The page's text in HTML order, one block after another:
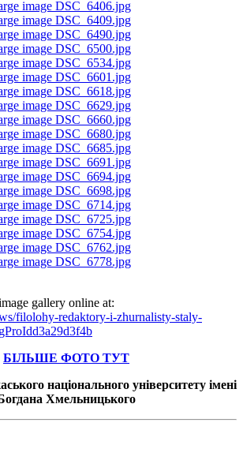
gallery online at:
filolohy-redaktory-i-zhurnalisty-staly-
БІЛЬШЕ ФОТО ТУТ
національного університету імені
Хмельницького